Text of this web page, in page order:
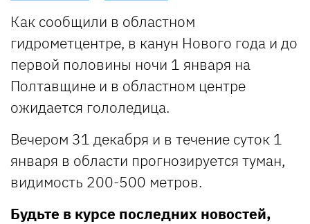
Как сообщили в областном
гидрометцентре, в канун Нового года и до
первой половины ночи 1 января на
Полтавщине и в областном центре
ожидается гололедица.
Вечером 31 декабря и в течение суток 1
января в области прогнозируется туман,
видимость 200-500 метров.
Будьте в курсе последних новостей,